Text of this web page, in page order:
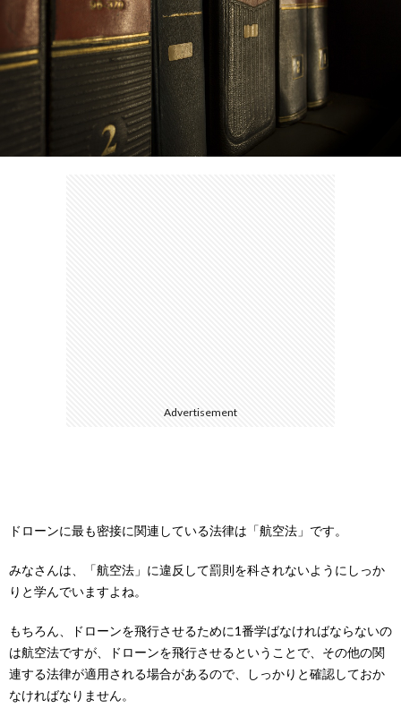
Advertisement
ドローンに最も密接に関連している法律は「航空法」です。
みなさんは、「航空法」に違反して罰則を科されないようにしっか
りと学んでいますよね。
もちろん、ドローンを飛行させるために1番学ばなければならないの
は航空法ですが、ドローンを飛行させるということで、その他の関
連する法律が適用される場合があるので、しっかりと確認しておか
なければなりません。